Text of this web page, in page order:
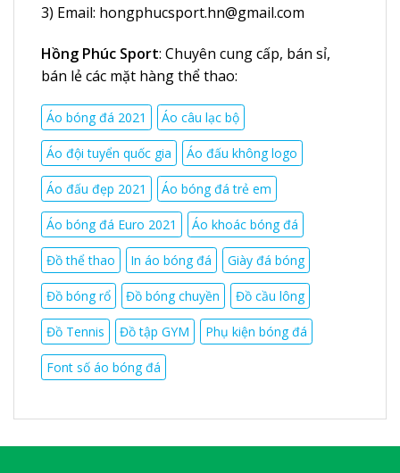
3) Email: hongphucsport.hn@gmail.com
Hồng Phúc Sport: Chuyên cung cấp, bán sỉ,
bán lẻ các mặt hàng thể thao:
Áo bóng đá 2021 Áo câu lạc bộ
Áo đội tuyển quốc gia Áo đấu không logo
Áo đấu đẹp 2021 Áo bóng đá trẻ em
Áo bóng đá Euro 2021 Áo khoác bóng đá
Đồ thể thao In áo bóng đá Giày đá bóng
Đồ bóng rổ Đồ bóng chuyền Đồ cầu lông
Đồ Tennis Đồ tập GYM Phụ kiện bóng đá
Font số áo bóng đá